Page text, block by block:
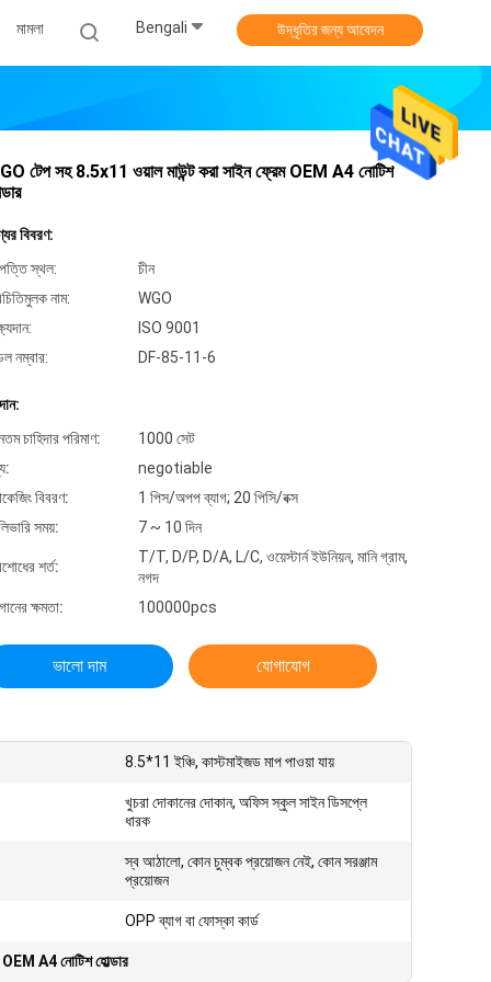
মামলা Bengali উদ্ধৃতির জন্য আবেদন
টেপ সহ 8.5x11 ওয়াল মাউন্ট করা সাইন ফ্রেম OEM A4 নোটিশ
বিবরণ:
স্থল:
চীন
নাম:
WGO
ISO 9001
নম্বার:
DF-85-11-6
চাহিদার পরিমাণ:
1000 সেট
negotiable
বিবরণ:
1 পিস/অপপ ব্যাগ; 20 পিসি/বক্স
সময়:
7 ~ 10 দিন
শর্ত:
T/T, D/P, D/A, L/C, ওয়েস্টার্ন ইউনিয়ন, মানি গ্রাম,
নগদ
ক্ষমতা:
100000pcs
ভালো দাম যোগাযোগ
8.5*11 ইঞ্চি, কাস্টমাইজড মাপ পাওয়া যায়
খুচরা দোকানের দোকান, অফিস স্কুল সাইন ডিসপ্লে
ধারক
স্ব আঠালো, কোন চুম্বক প্রয়োজন নেই, কোন সরঞ্জাম
প্রয়োজন
OPP ব্যাগ বা ফোস্কা কার্ড
OEM A4 নোটিশ হোল্ডার